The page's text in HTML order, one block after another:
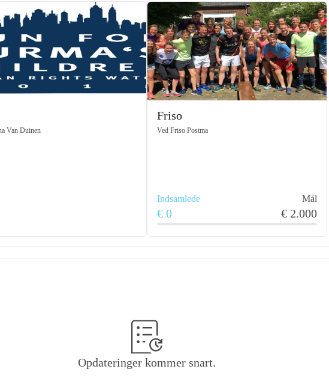
Van Duinen
Friso
VedFriso Postma
Indsamlede Mål
€ 0 € 2.000
Opdateringer kommer snart.